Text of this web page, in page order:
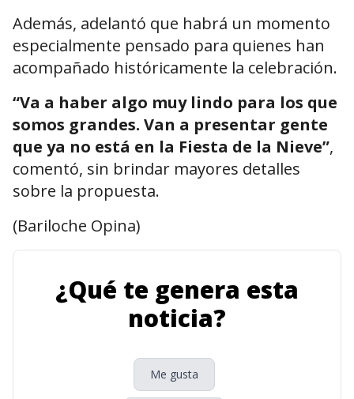
Además, adelantó que habrá un momento
especialmente pensado para quienes han
acompañado históricamente la celebración.
“Va a haber algo muy lindo para los que
somos grandes. Van a presentar gente
que ya no está en la Fiesta de la Nieve”,
comentó, sin brindar mayores detalles
sobre la propuesta.
(Bariloche Opina)
¿Qué te genera esta
noticia?
Me gusta